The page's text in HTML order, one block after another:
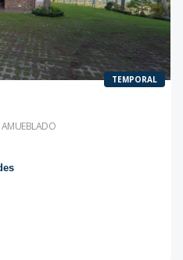
TEMPORAL
AMUEBLADO